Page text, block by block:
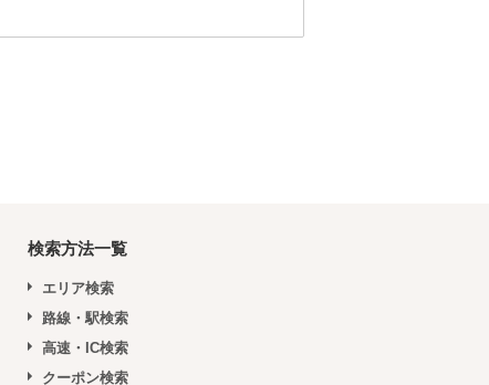
検索方法一覧
エリア検索
路線・駅検索
高速・IC検索
クーポン検索